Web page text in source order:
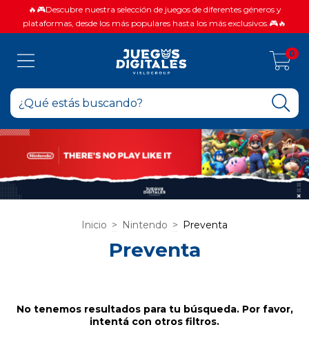
🔥🎮Descubre nuestra selección de juegos de diferentes géneros y
plataformas, desde los más populares hasta los más exclusivos.🎮🔥
0
Inicio > Nintendo > Preventa
Preventa
No tenemos resultados para tu búsqueda. Por favor,
intentá con otros filtros.